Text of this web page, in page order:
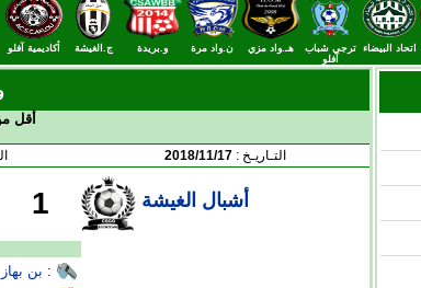
اتحاد البيضاء
ترجي شباب
آفلو
هـ.واد مزي ن.واد مرة و.بريدة ج.الغيشة أكاديمية آفلو
أقل من 20 سنة (د)
التـاريـخ : 2018/11/17
أشبال الغيشة 1
: بن